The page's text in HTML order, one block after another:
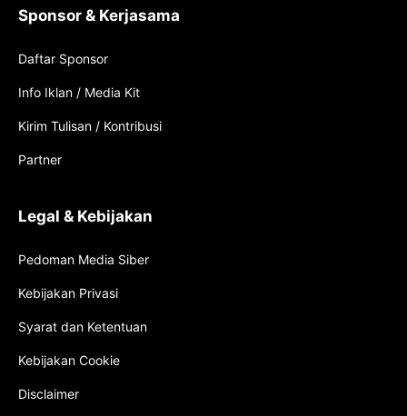
Sponsor & Kerjasama
Daftar Sponsor
Info Iklan / Media Kit
Kirim Tulisan / Kontribusi
Partner
Legal & Kebijakan
Pedoman Media Siber
Kebijakan Privasi
Syarat dan Ketentuan
Kebijakan Cookie
Disclaimer